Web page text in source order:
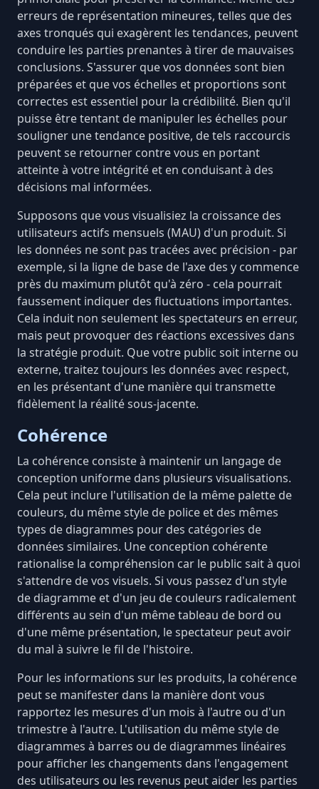
erreurs de représentation mineures, telles que des
axes tronqués qui exagèrent les tendances, peuvent
conduire les parties prenantes à tirer de mauvaises
conclusions. S'assurer que vos données sont bien
préparées et que vos échelles et proportions sont
correctes est essentiel pour la crédibilité. Bien qu'il
puisse être tentant de manipuler les échelles pour
souligner une tendance positive, de tels raccourcis
peuvent se retourner contre vous en portant
atteinte à votre intégrité et en conduisant à des
décisions mal informées.
Supposons que vous visualisiez la croissance des
utilisateurs actifs mensuels (MAU) d'un produit. Si
les données ne sont pas tracées avec précision - par
exemple, si la ligne de base de l'axe des y commence
près du maximum plutôt qu'à zéro - cela pourrait
faussement indiquer des fluctuations importantes.
Cela induit non seulement les spectateurs en erreur,
mais peut provoquer des réactions excessives dans
la stratégie produit. Que votre public soit interne ou
externe, traitez toujours les données avec respect,
en les présentant d'une manière qui transmette
fidèlement la réalité sous-jacente.
Cohérence
La cohérence consiste à maintenir un langage de
conception uniforme dans plusieurs visualisations.
Cela peut inclure l'utilisation de la même palette de
couleurs, du même style de police et des mêmes
types de diagrammes pour des catégories de
données similaires. Une conception cohérente
rationalise la compréhension car le public sait à quoi
s'attendre de vos visuels. Si vous passez d'un style
de diagramme et d'un jeu de couleurs radicalement
différents au sein d'un même tableau de bord ou
d'une même présentation, le spectateur peut avoir
du mal à suivre le fil de l'histoire.
Pour les informations sur les produits, la cohérence
peut se manifester dans la manière dont vous
rapportez les mesures d'un mois à l'autre ou d'un
trimestre à l'autre. L'utilisation du même style de
diagrammes à barres ou de diagrammes linéaires
pour afficher les changements dans l'engagement
des utilisateurs ou les revenus peut aider les parties